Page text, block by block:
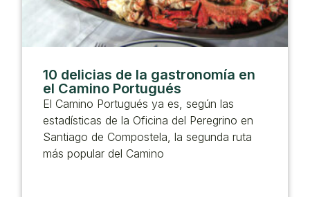
10 delicias de la gastronomía en
el Camino Portugués
El Camino Portugués ya es, según las
estadísticas de la Oficina del Peregrino en
Santiago de Compostela, la segunda ruta
más popular del Camino